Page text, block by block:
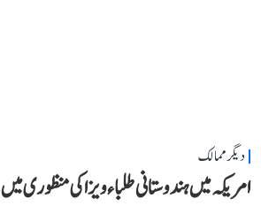
دیگر ممالک
امریکہ میں ہندوستانی طلباء ویزا کی منظوری میں 62 فیصد کی کمی!